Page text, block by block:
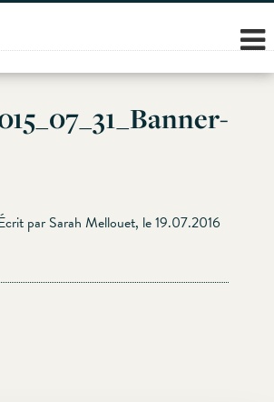
par Sarah Mellouet, le 19.07.2016